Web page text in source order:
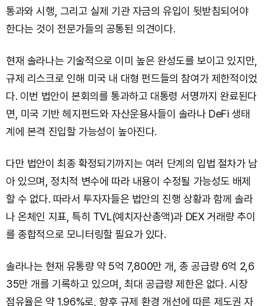
통과와 시행, 그리고 실제 기관 자금의 유입이 뒷받침되어야
한다는 것이 전문가들의 공통된 의견이다.
현재 솔라나는 기술적으로 이미 높은 완성도를 보이고 있지만,
규제 리스크로 인해 미국 내 대형 펀드들의 참여가 제한적이었
다. 이번 법안이 본회의를 통과하고 대통령 서명까지 완료된다
면, 미국 기반 헤지펀드와 자산운용사들이 솔라나 DeFi 생태
계에 본격 진입할 가능성이 높아진다.
다만 법안이 최종 확정되기까지는 여러 단계의 입법 절차가 남
아 있으며, 정치적 변수에 따라 내용이 수정될 가능성도 배제
할 수 없다. 따라서 투자자들은 법안의 진행 상황과 함께 솔라
나 온체인 지표, 특히 TVL(예치자산총액)과 DEX 거래량 추이
를 종합적으로 모니터링할 필요가 있다.
솔라나는 현재 유통량 약 5억 7,800만 개, 총 공급량 6억 2,6
35만 개를 기록하고 있으며, 최대 공급량 제한은 없다. 시장
점유율은 약 1.96%로, 향후 규제 환경 개선에 따른 제도권 자